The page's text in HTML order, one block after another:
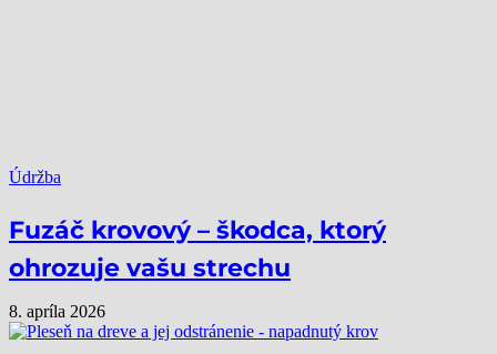
Údržba
Fuzáč krovový – škodca, ktorý
ohrozuje vašu strechu
8. apríla 2026